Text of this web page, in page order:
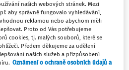
ho. Trauma způsobené
mít vliv nejen na aktuální
dítěte, ale má devastující dopad
negativně ovlivňovat po celý
našich webových stránek. Mezi
aby správně fungovalo vyhledávání,
reklamou nebo abychom měli
Proto od Vás potřebujeme
cookies, tj. malých souborů, které se
Předem děkujeme za udělení
našich služeb a přizpůsobení
Oznámení o ochraně osobních údajů a